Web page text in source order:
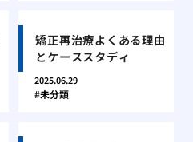
矯正再治療よくある理由
とケーススタディ
2025.06.29
未分類